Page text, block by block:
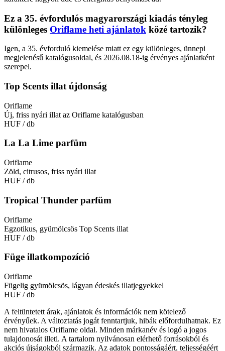
Ez a 35. évfordulós magyarországi kiadás tényleg
különleges Oriflame heti ajánlatok közé tartozik?
Igen, a 35. évforduló kiemelése miatt ez egy különleges, ünnepi
megjelenésű katalógusoldal, és 2026.08.18-ig érvényes ajánlatként
szerepel.
Top Scents illat újdonság
Oriflame
Új, friss nyári illat az Oriflame katalógusban
HUF / db
La La Lime parfüm
Oriflame
Zöld, citrusos, friss nyári illat
HUF / db
Tropical Thunder parfüm
Oriflame
Egzotikus, gyümölcsös Top Scents illat
HUF / db
Füge illatkompozíció
Oriflame
Fügelig gyümölcsös, lágyan édeskés illatjegyekkel
HUF / db
A feltüntetett árak, ajánlatok és információk nem kötelező
érvényűek. A változtatás jogát fenntartjuk, hibák előfordulhatnak. Ez
nem hivatalos Oriflame oldal. Minden márkanév és logó a jogos
tulajdonosát illeti. A tartalom nyilvánosan elérhető forrásokból és
akciós újságokból származik. Az adatok pontosságáért, teljességéért